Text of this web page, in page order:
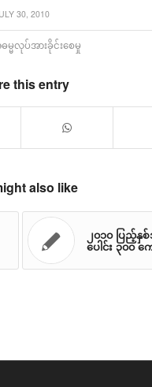
30, 2010
မ္မလုပ်အားခိုင်းစေမှု
this entry
also like
၂၀၁၀ ပြည့်နှ
ပေါင်း ၃၀၀ က